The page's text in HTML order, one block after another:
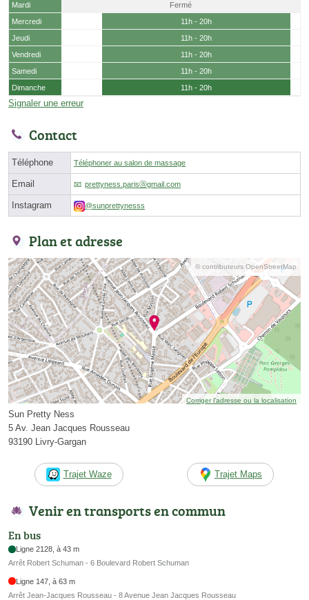
Mardi
Fermé
Mercredi
11h - 20h
Jeudi
11h - 20h
Vendredi
11h - 20h
Samedi
11h - 20h
Dimanche
11h - 20h
Signaler une erreur
Contact
Téléphone Téléphoner au salon de massage
Email prettyness.parisⓐgmail.com
Instagram @sunprettynesss
Plan et adresse
© contributeurs OpenStreetMap
Corriger l’adresse ou la localisation
Sun Pretty Ness
5 Av. Jean Jacques Rousseau
93190 Livry-Gargan
Trajet Waze Trajet Maps
Venir en transports en commun
En bus
Ligne 2128, à 43 m
Arrêt Robert Schuman - 6 Boulevard Robert Schuman
Ligne 147, à 63 m
Arrêt Jean-Jacques Rousseau - 8 Avenue Jean Jacques Rousseau